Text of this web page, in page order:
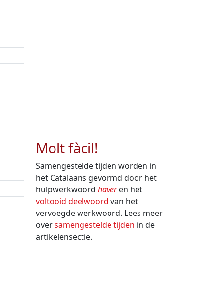
Molt fàcil!
Samengestelde tijden worden in
het Catalaans gevormd door het
hulpwerkwoord haveren het
voltooid deelwoord van het
vervoegde werkwoord. Lees meer
oversamengestelde tijden in de
artikelensectie.